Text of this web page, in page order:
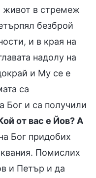
живот в стремеж
безброй
и в края на
надолу на
и Му се е
са
Бог и са получили
от вас е Йов? А
Бог придобих
Помислих
и Петър и да